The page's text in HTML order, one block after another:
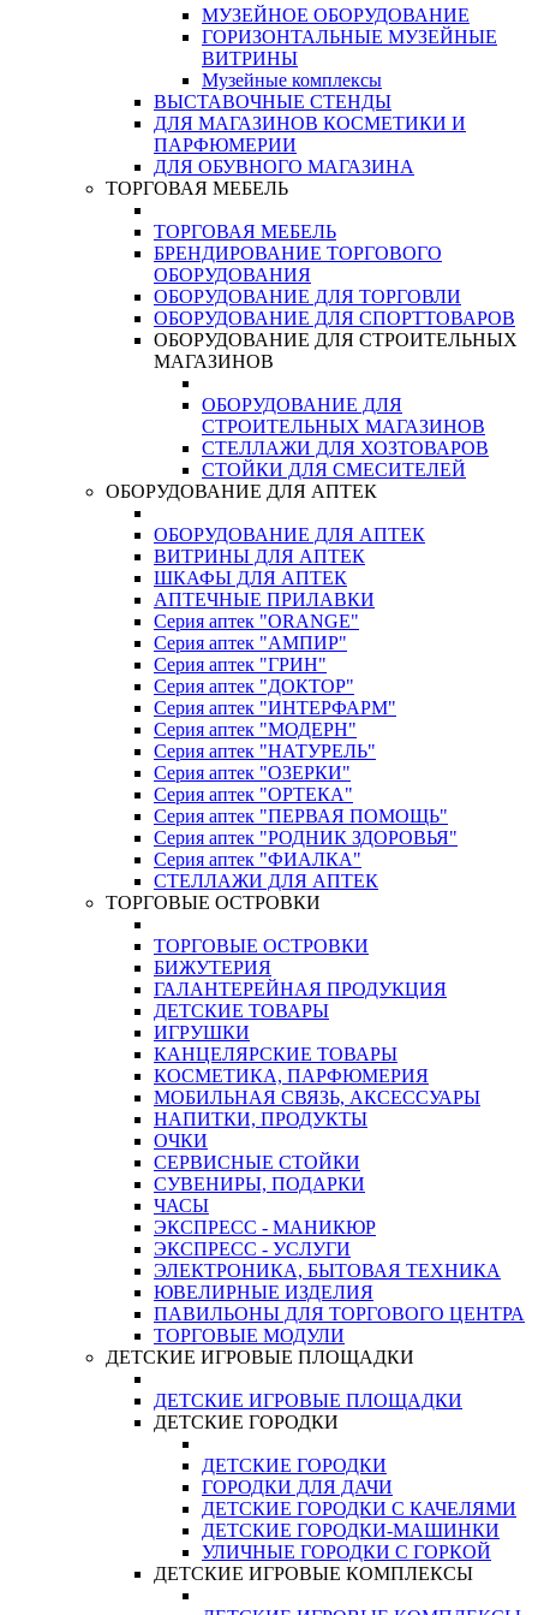
МУЗЕЙНОЕ ОБОРУДОВАНИЕ
ГОРИЗОНТАЛЬНЫЕ МУЗЕЙНЫЕ
ВИТРИНЫ
Музейные комплексы
ВЫСТАВОЧНЫЕ СТЕНДЫ
ДЛЯ МАГАЗИНОВ КОСМЕТИКИ И
ПАРФЮМЕРИИ
ДЛЯ ОБУВНОГО МАГАЗИНА
ТОРГОВАЯ МЕБЕЛЬ
ТОРГОВАЯ МЕБЕЛЬ
БРЕНДИРОВАНИЕ ТОРГОВОГО
ОБОРУДОВАНИЯ
ОБОРУДОВАНИЕ ДЛЯ ТОРГОВЛИ
ОБОРУДОВАНИЕ ДЛЯ СПОРТТОВАРОВ
ОБОРУДОВАНИЕ ДЛЯ СТРОИТЕЛЬНЫХ
МАГАЗИНОВ
ОБОРУДОВАНИЕ ДЛЯ
СТРОИТЕЛЬНЫХ МАГАЗИНОВ
СТЕЛЛАЖИ ДЛЯ ХОЗТОВАРОВ
СТОЙКИ ДЛЯ СМЕСИТЕЛЕЙ
ОБОРУДОВАНИЕ ДЛЯ АПТЕК
ОБОРУДОВАНИЕ ДЛЯ АПТЕК
ВИТРИНЫ ДЛЯ АПТЕК
ШКАФЫ ДЛЯ АПТЕК
АПТЕЧНЫЕ ПРИЛАВКИ
Серия аптек "ORANGE"
Серия аптек "АМПИР"
Серия аптек "ГРИН"
Серия аптек "ДОКТОР"
Серия аптек "ИНТЕРФАРМ"
Серия аптек "МОДЕРН"
Серия аптек "НАТУРЕЛЬ"
Серия аптек "ОЗЕРКИ"
Серия аптек "ОРТЕКА"
Серия аптек "ПЕРВАЯ ПОМОЩЬ"
Серия аптек "РОДНИК ЗДОРОВЬЯ"
Серия аптек "ФИАЛКА"
СТЕЛЛАЖИ ДЛЯ АПТЕК
ТОРГОВЫЕ ОСТРОВКИ
ТОРГОВЫЕ ОСТРОВКИ
БИЖУТЕРИЯ
ГАЛАНТЕРЕЙНАЯ ПРОДУКЦИЯ
ДЕТСКИЕ ТОВАРЫ
ИГРУШКИ
КАНЦЕЛЯРСКИЕ ТОВАРЫ
КОСМЕТИКА, ПАРФЮМЕРИЯ
МОБИЛЬНАЯ СВЯЗЬ, АКСЕССУАРЫ
НАПИТКИ, ПРОДУКТЫ
ОЧКИ
СЕРВИСНЫЕ СТОЙКИ
СУВЕНИРЫ, ПОДАРКИ
ЧАСЫ
ЭКСПРЕСС - МАНИКЮР
ЭКСПРЕСС - УСЛУГИ
ЭЛЕКТРОНИКА, БЫТОВАЯ ТЕХНИКА
ЮВЕЛИРНЫЕ ИЗДЕЛИЯ
ПАВИЛЬОНЫ ДЛЯ ТОРГОВОГО ЦЕНТРА
ТОРГОВЫЕ МОДУЛИ
ДЕТСКИЕ ИГРОВЫЕ ПЛОЩАДКИ
ДЕТСКИЕ ИГРОВЫЕ ПЛОЩАДКИ
ДЕТСКИЕ ГОРОДКИ
ДЕТСКИЕ ГОРОДКИ
ГОРОДКИ ДЛЯ ДАЧИ
ДЕТСКИЕ ГОРОДКИ С КАЧЕЛЯМИ
ДЕТСКИЕ ГОРОДКИ-МАШИНКИ
УЛИЧНЫЕ ГОРОДКИ С ГОРКОЙ
ДЕТСКИЕ ИГРОВЫЕ КОМПЛЕКСЫ